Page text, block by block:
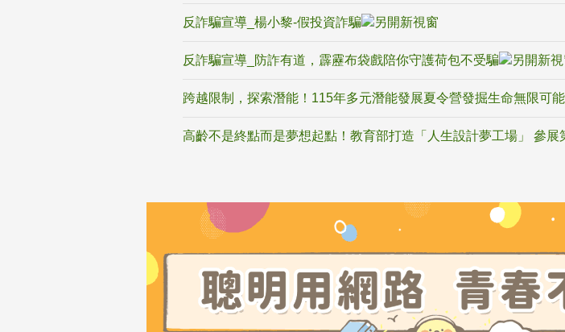
反詐騙宣導_楊小黎-假投資詐騙
反詐騙宣導_防詐有道，霹靂布袋戲陪你守護荷包不受騙
跨越限制，探索潛能！115年多元潛能發展夏令營發掘生命無限可能
高齡不是終點而是夢想起點！教育部打造「人生設計夢工場」 參展